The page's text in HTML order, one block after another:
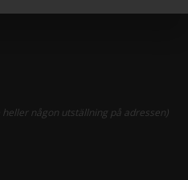
någon utställning på adressen)